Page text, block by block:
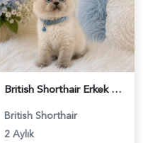
British Shorthair Erkek Bluepoint 2 Aylık - 4448
British Shorthair
2 Aylık